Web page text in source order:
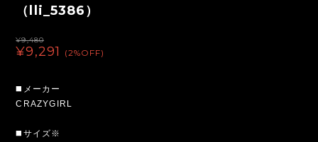
（lli_5386）
¥9,480
¥9,291 (2%OFF)
◼️メーカー
CRAZYGIRL
◼️サイズ※